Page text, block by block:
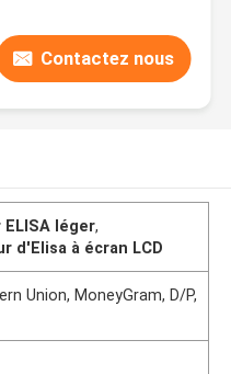
Contactez nous
ELISA léger,
d'Elisa à écran LCD
Union, MoneyGram, D/P,